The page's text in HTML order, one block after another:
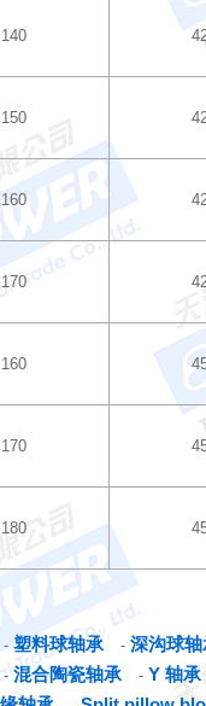
140
150
160
170
160
170
180
- 塑料球轴承 - 深沟球轴
混合陶瓷轴承 - Y 轴承